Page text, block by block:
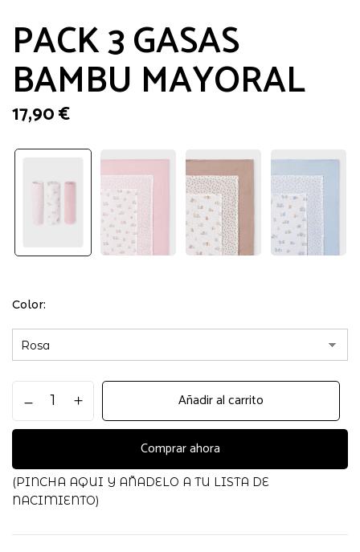
PACK 3 GASAS
BAMBU MAYORAL
17,90€
Color
GASAS
MAYORAL
cantidad
Añadir al carrito
Comprar ahora
(PINCHA AQUI Y AÑADELO A TU LISTA DE
NACIMIENTO)